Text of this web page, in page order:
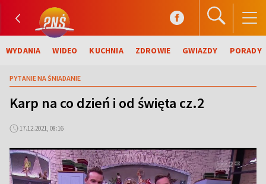
WYDANIA WIDEO KUCHNIA ZDROWIE GWIAZDY PORADY
PYTANIE NA ŚNIADANIE
Karp na co dzień i od święta cz.2
17.12.2021, 08:16